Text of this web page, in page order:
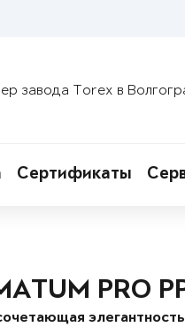
завода Torex в
Сертификаты
PRO